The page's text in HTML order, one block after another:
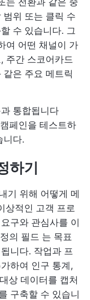
범위 또는 클릭 수
수 있습니다. 그
여 어떤 채널이 가
주간 스코어카드
은 주요 메트릭
통합됩니다
페인을 테스트하
니다.
하기
기 위해 어떻게 메
상적인 고객 프로
구와 관심사를 이
의 필드 는 목표
니다. 작업과 프
하여 인구 통계,
상 데이터를 캡처
구축할 수 있습니